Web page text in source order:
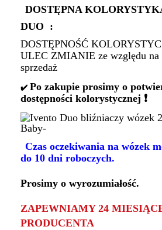
DOSTĘPNA
DUO :
DOSTĘPNOŚĆ
ULEC ZMIANIE ze względu na
sprzedaż
✔️ Po zakupie prosimy o
dostępności kolorystycznej ❗
Czas oczekiwania na wózek
do 10 dni roboczych.
Prosimy o wyrozumiałość.
ZAPEWNIAMY 24
PRODUCENTA